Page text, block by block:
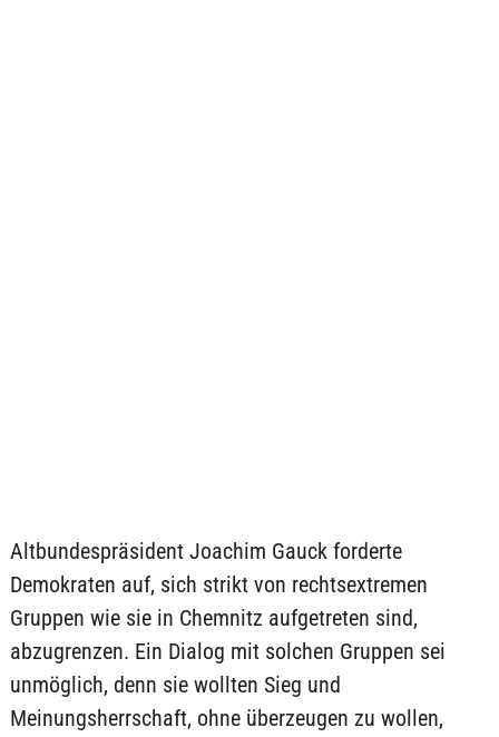
Altbundespräsident Joachim Gauck forderte
Demokraten auf, sich strikt von rechtsextremen
Gruppen wie sie in Chemnitz aufgetreten sind,
abzugrenzen. Ein Dialog mit solchen Gruppen sei
unmöglich, denn sie wollten Sieg und
Meinungsherrschaft, ohne überzeugen zu wollen,